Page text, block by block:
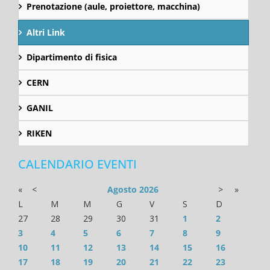
Prenotazione (aule, proiettore, macchina)
Altri Link
Dipartimento di fisica
CERN
GANIL
RIKEN
CALENDARIO EVENTI
« < Agosto 2026 >
»
L
M M G V S
D
27
28 29 30 31 1
2
3
4 5 6 7 8
9
10
11 12 13 14 15
16
17
18 19 20 21 22
23